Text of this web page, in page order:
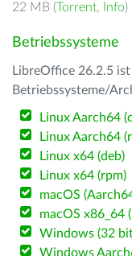
22 MB (Torrent, Info)
Betriebssysteme
LibreOffice 26.2.5
Betriebssysteme/
Linux Aarch64
Linux Aarch64
Linux x64 (deb)
Linux x64 (rpm)
macOS
macOS x86_64
Windows (32
Windows